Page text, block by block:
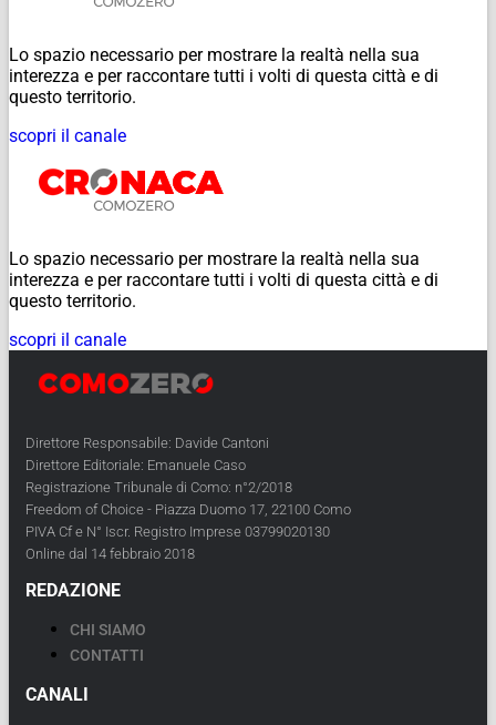
Lo spazio necessario per mostrare la realtà nella sua
interezza e per raccontare tutti i volti di questa città e di
questo territorio.
scopri il canale
Lo spazio necessario per mostrare la realtà nella sua
interezza e per raccontare tutti i volti di questa città e di
questo territorio.
scopri il canale
Direttore Responsabile: Davide Cantoni
Direttore Editoriale: Emanuele Caso
Registrazione Tribunale di Como: n°2/2018
Freedom of Choice - Piazza Duomo 17, 22100 Como
PIVA Cf e N° Iscr. Registro Imprese 03799020130
Online dal 14 febbraio 2018
REDAZIONE
CHI SIAMO
CONTATTI
CANALI